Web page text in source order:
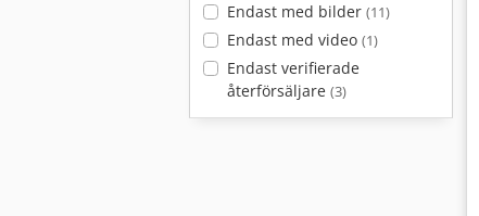
Endast med bilder (11)
Endast med video (1)
Endast verifierade
återförsäljare (3)